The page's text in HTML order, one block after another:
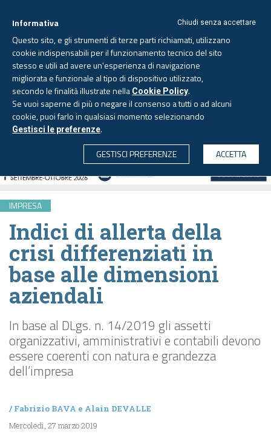
CERCA
Sabato, 8 agosto 2026 - Aggiornato alle 6.00
IMPRESA
Indici di allerta della
crisi differenziati in
base alle dimensioni
aziendali
In base al DLgs. n. 14/2019 gli assetti
organizzativi, amministrativi e contabili devono
essere coerenti con natura e grandezza
dell’impresa
/Fabrizio BAVA e Alain DEVALLE
Mercoledì, 27 marzo 2019
Chiudi senza accettare
Informativa
Questo sito, e gli strumenti di terze parti richiamati, utilizzano
cookie indispensabili per il funzionamento tecnico del sito
stesso e utili ad avere un'esperienza di navigazione
migliorata e funzionale al tipo di dispositivo utilizzato,
secondo le finalità illustrate nella Cookie Policy.
Se vuoi saperne di più o negare il consenso a tutti o ad alcuni
cookie, puoi farlo in qualsiasi momento selezionando
Gestisci le preferenze.
GESTISCI PREFERENZE
ACCETTA